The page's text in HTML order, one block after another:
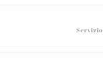
Servizio